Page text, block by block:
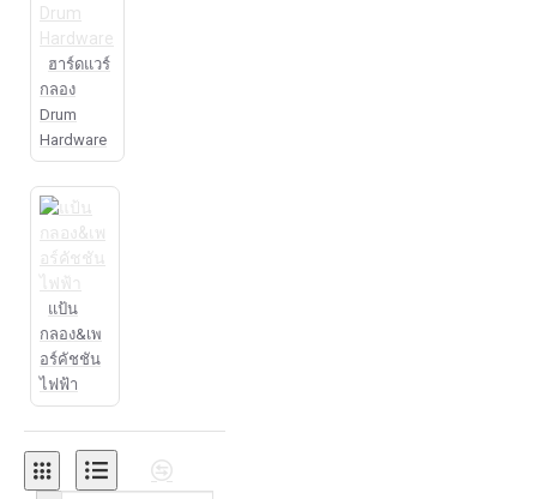
ฮาร์ดแวร์
กลอง
Drum
Hardware
แป้น
กลอง&เพ
อร์คัชชัน
ไฟฟ้า